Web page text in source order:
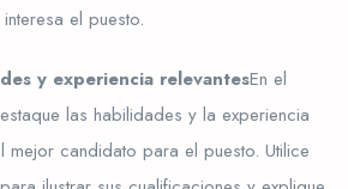
el puesto.
y experiencia relevantesEn el
las habilidades y la experiencia
mejor candidato para el puesto. Utilice